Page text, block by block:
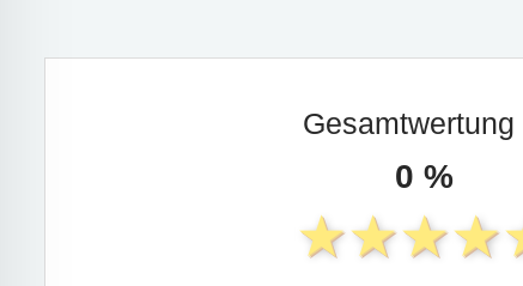
Gesamtwertung
0 %